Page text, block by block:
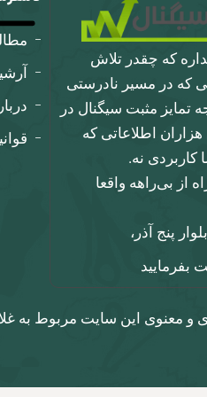
که چقدر تلاش
که در مسیر نادرستی
تمایز مثبت سیگنال در
هزاران اطلاعاتی که
کاربردی نه.
از بی‌راهه واقعا
پنج آذر،
بفرمایید
و معنوی این سایت مربوط به